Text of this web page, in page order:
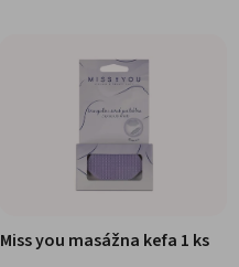
Miss you masážna kefa 1 ks